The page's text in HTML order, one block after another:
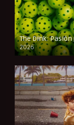
The Dink:
2026
FULL HD